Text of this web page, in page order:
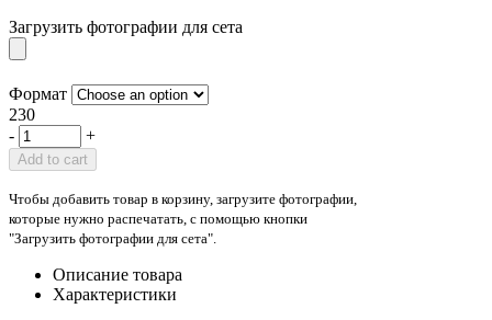
Загрузить фотографии для сета
Формат
230
-
+
Add to cart
Чтобы добавить товар в корзину, загрузите фотографии,
которые нужно распечатать, с помощью кнопки
"Загрузить фотографии для сета".
Описание товара
Характеристики